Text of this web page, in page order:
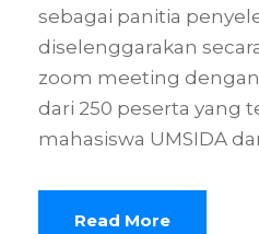
sebagai panitia
diselenggarakan
zoom meeting
dari 250 peserta yang
mahasiswa UMSIDA
Read More